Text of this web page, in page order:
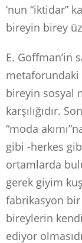
‘nun “iktidar”
bireyin birey
E. Goffman’in
metaforundaki
bireyin sosyal
karşılığıdır.
“moda
gibi -herkes
ortamlarda
gerek giyim
fabrikasyon bir
bireylerin
ediyor